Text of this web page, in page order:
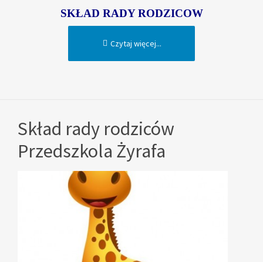
SKŁAD RADY RODZICOW
Czytaj więcej...
Skład rady rodziców
Przedszkola Żyrafa